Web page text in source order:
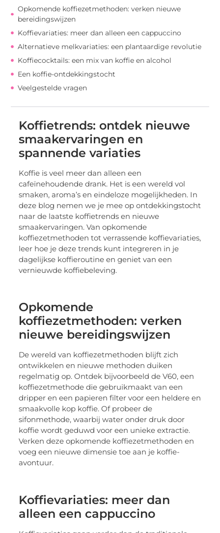
Opkomende koffiezetmethoden: verken nieuwe
bereidingswijzen
Koffievariaties: meer dan alleen een cappuccino
Alternatieve melkvariaties: een plantaardige revolutie
Koffiecocktails: een mix van koffie en alcohol
Een koffie-ontdekkingstocht
Veelgestelde vragen
Koffietrends: ontdek nieuwe
smaakervaringen en
spannende variaties
Koffie is veel meer dan alleen een
cafeïnehoudende drank. Het is een wereld vol
smaken, aroma’s en eindeloze mogelijkheden. In
deze blog nemen we je mee op ontdekkingstocht
naar de laatste koffietrends en nieuwe
smaakervaringen. Van opkomende
koffiezetmethoden tot verrassende koffievariaties,
leer hoe je deze trends kunt integreren in je
dagelijkse koffieroutine en geniet van een
vernieuwde koffiebeleving.
Opkomende
koffiezetmethoden: verken
nieuwe bereidingswijzen
De wereld van koffiezetmethoden blijft zich
ontwikkelen en nieuwe methoden duiken
regelmatig op. Ontdek bijvoorbeeld de V60, een
koffiezetmethode die gebruikmaakt van een
dripper en een papieren filter voor een heldere en
smaakvolle kop koffie. Of probeer de
sifonmethode, waarbij water onder druk door
koffie wordt geduwd voor een unieke extractie.
Verken deze opkomende koffiezetmethoden en
voeg een nieuwe dimensie toe aan je koffie-
avontuur.
Koffievariaties: meer dan
alleen een cappuccino